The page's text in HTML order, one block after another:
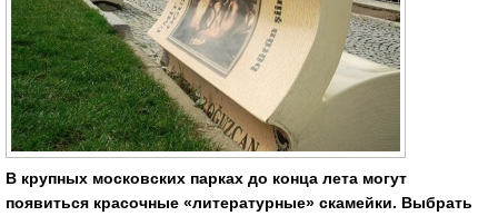
В крупных московских парках до конца лета могут
появиться красочные «литературные» скамейки. Выбрать